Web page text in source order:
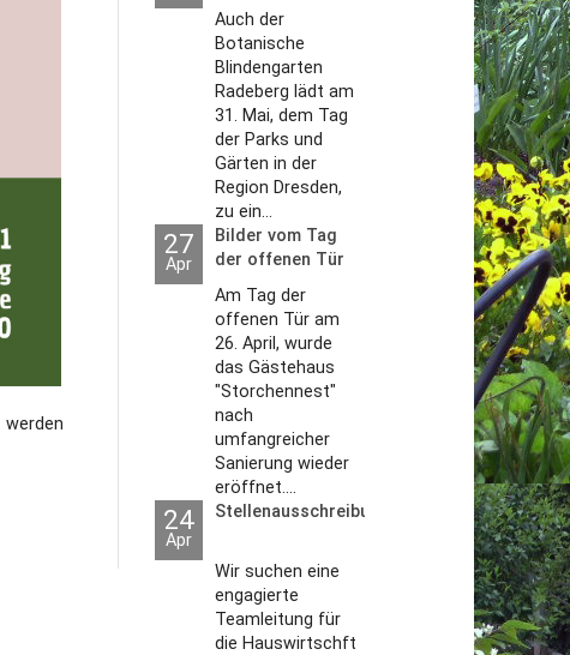
werden
Auch der
Botanische
Blindengarten
Radeberg lädt am
31. Mai, dem Tag
der Parks und
Gärten in der
Region Dresden,
zu ein...
27
Apr
Bilder vom Tag
der offenen Tür
2026
Am Tag der
offenen Tür am
26. April, wurde
das Gästehaus
"Storchennest"
nach
umfangreicher
Sanierung wieder
eröffnet....
24
Apr
Stellenausschreibungen
Wir suchen eine
engagierte
Teamleitung für
die Hauswirtschft